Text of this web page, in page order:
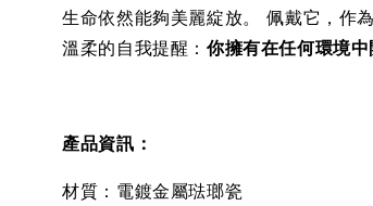
生命依然能夠美麗綻放。 佩戴它，作
溫柔的自我提醒： 你擁有在任何環境中
產品資訊：
材質：電鍍金屬琺瑯瓷